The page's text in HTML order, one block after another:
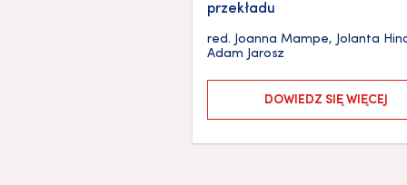
przekładu
red. Joanna Mampe, Jolanta
Adam Jarosz
DOWIEDZ SIĘ WIĘCEJ